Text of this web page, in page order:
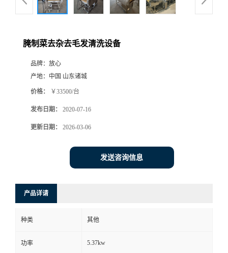
腌制菜去杂去毛发清洗设备
品牌： 放心
产地： 中国 山东诸城
价格： ￥33500/台
发布日期： 2020-07-16
更新日期： 2026-03-06
发送咨询信息
产品详请
种类 其他
功率 5.37kw